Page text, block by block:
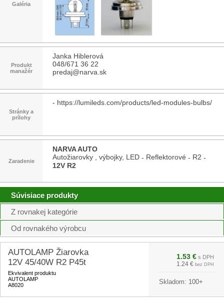
Galéria
Produkt
manažér
Janka Hiblerová
048/671 36 22
predaj@narva.sk
Stránky a
prílohy
- https://lumileds.com/products/led-modules-bulbs/
Zaradenie
NARVA AUTO
Autožiarovky , výbojky, LED - Reflektorové - R2 -
12V R2
Súvisiace produkty
Z rovnakej kategórie
Od rovnakého výrobcu
AUTOLAMP Žiarovka
12V 45/40W R2 P45t
Ekvivalent produktu
AUTOLAMP
A8020
1.53 € s DPH
1.24 € bez DPH
Skladom: 100+